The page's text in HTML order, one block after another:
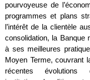
pourvoyeuse de
programmes et plans
l’intérêt de la clientèle
consolidation, la Banque
à ses meilleures
Moyen Terme, couvrant
récentes évolutions